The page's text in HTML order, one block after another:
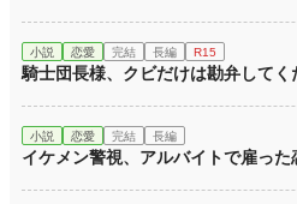
小説 恋愛 完結 長編 R15
騎士団長様、クビだけは勘弁してく
小説 恋愛 完結 長編
イケメン警視、アルバイトで雇った